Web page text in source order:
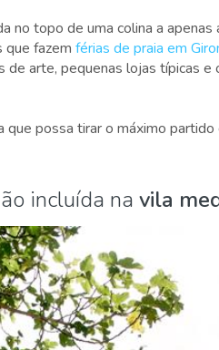
no topo de uma colina a
que fazem férias de praia em
arte, pequenas lojas típicas e
possa tirar o máximo partido
incluída na vila